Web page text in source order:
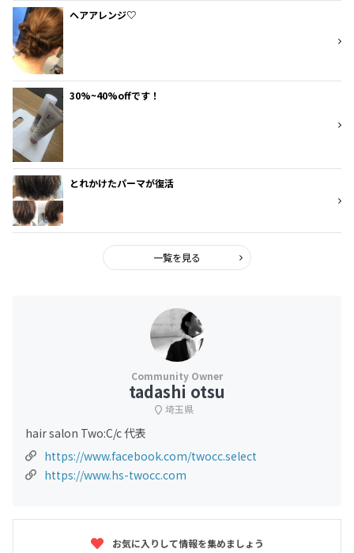
ヘアアレンジ♡
30%~40%offです！
とれかけたパーマが復活⁇
一覧を見る
tadashi otsu
埼玉県
hair salon Two:C/c 代表
https://www.facebook.com/twocc.select
https://www.hs-twocc.com
お気に入りして情報を集めましょう